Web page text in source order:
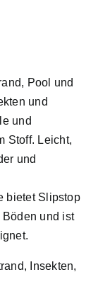
Pool und
und
und
Stoff. Leicht,
und
bietet Slipstop
und ist
Insekten,